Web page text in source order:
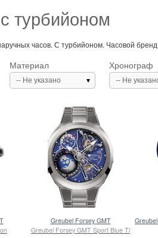
турбийоном
часов. С турбийоном. Часовой бренд
Материал
-- Не указано
Хронограф
-- Не
Greubel ForseyGMT
Greubel Forsey GMT Sport Blue Ti